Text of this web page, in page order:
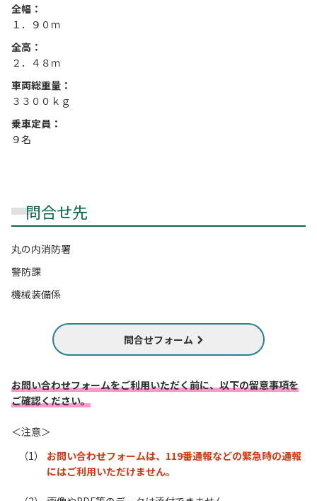
全幅：
１．９０ｍ
全高：
２．４８ｍ
車両総重量：
３３００ｋｇ
乗車定員：
９名
問合せ先
丸の内消防署
警防課
機械装備係
問合せフォーム
お問い合わせフォームをご利用いただく前に、以下の留意事項を
ご確認ください。
＜注意＞
お問い合わせフォームは、119番通報などの緊急時の通報
にはご利用いただけません。